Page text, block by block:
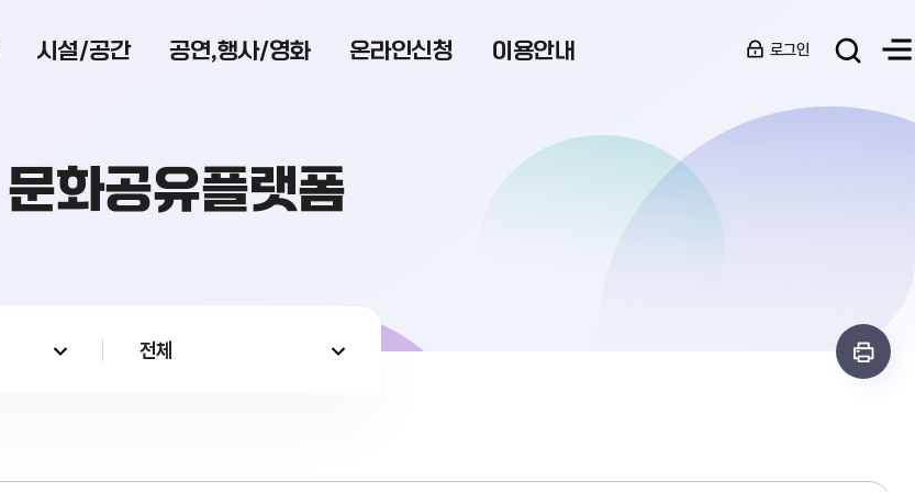
시설/공간 공연,행사/영화 온라인신청 이용안내 로그인
문화공유플랫폼
전체